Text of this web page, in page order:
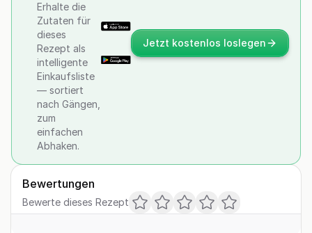
Erhalte die
Zutaten für
dieses
Rezept als
intelligente
Einkaufsliste
— sortiert
nach Gängen,
zum
einfachen
Abhaken.
Jetzt kostenlos loslegen
Bewertungen
Bewerte dieses Rezept